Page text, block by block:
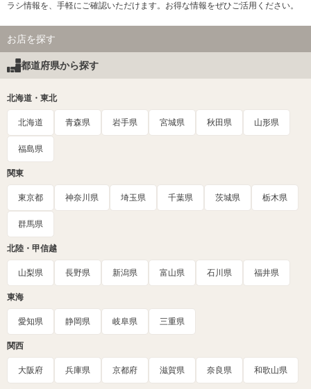
ラシ情報を、手軽にご確認いただけます。お得な情報をぜひご活用ください。
お店を探す
都道府県から探す
北海道・東北
北海道 青森県 岩手県 宮城県 秋田県 山形県
福島県
関東
東京都 神奈川県 埼玉県 千葉県 茨城県 栃木県
群馬県
北陸・甲信越
山梨県 長野県 新潟県 富山県 石川県 福井県
東海
愛知県 静岡県 岐阜県 三重県
関西
大阪府 兵庫県 京都府 滋賀県 奈良県 和歌山県